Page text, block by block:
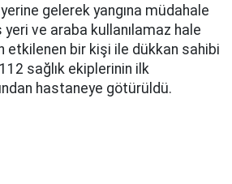
gelerek yangına müdahale
yeri ve araba kullanılamaz hale
etkilenen bir kişi ile dükkan sahibi
sağlık ekiplerinin ilk
hastaneye götürüldü.